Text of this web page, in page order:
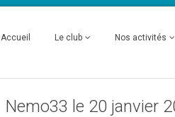
Accueil Le club Nos activités
Nemo33 le 20 janvier